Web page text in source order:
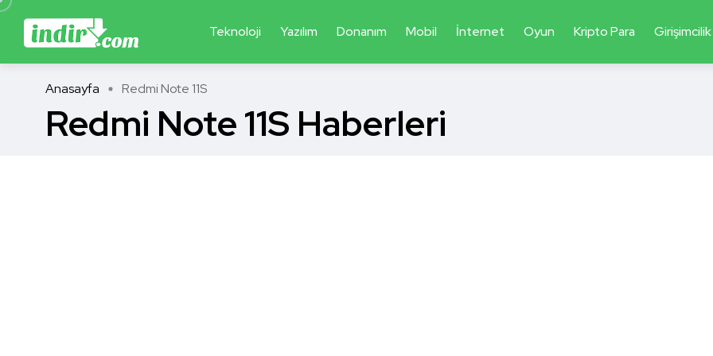
Teknoloji Yazılım Donanım Mobil İnternet Oyun Kripto Para Girişimcilik
Anasayfa Redmi Note 11S
Redmi Note 11S Haberleri